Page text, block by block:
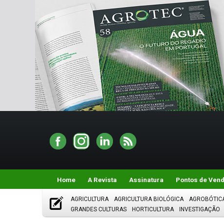
Home A Revista Assinatura Pontos de
AGRICULTURA AGRICULTURA BIOLÓGICA
GRANDES CULTURAS
HORTICULTURA INVESTIGAÇÃO